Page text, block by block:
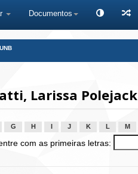
Documentos
Larissa Polejack
G H J K L M
com as primeiras letras: